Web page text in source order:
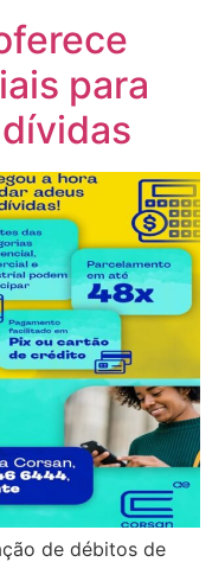
para
de débitos de